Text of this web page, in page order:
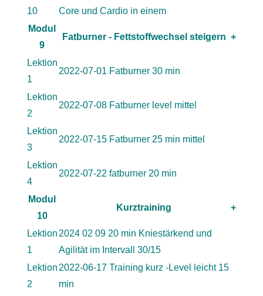
10
Core und Cardio in einem
Modul
9
Fatburner - Fettstoffwechsel steigern +
Lektion
1
2022-07-01 Fatburner 30 min
Lektion
2
2022-07-08 Fatburner level mittel
Lektion
3
2022-07-15 Fatburner 25 min mittel
Lektion
4
2022-07-22 fatburner 20 min
Modul
10
Kurztraining +
Lektion
1
2024 02 09 20 min Kniestärkend und
Agilität im Intervall 30/15
Lektion
2
2022-06-17 Training kurz -Level leicht 15
min